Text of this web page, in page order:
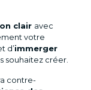
clair avec
votre
d’immerger
souhaitez créer.
contre-